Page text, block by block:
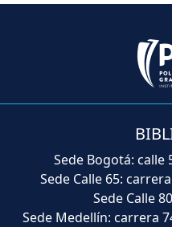
Sede Bogotá: calle
Sede Calle 65:
Sede Calle
Sede Medellín: carrera